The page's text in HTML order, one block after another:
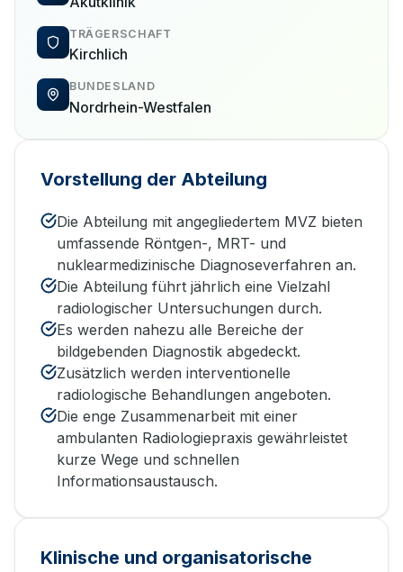
TRÄGERSCHAFT
Kirchlich
BUNDESLAND
Nordrhein-Westfalen
Vorstellung der Abteilung
Die Abteilung mit angegliedertem MVZ bieten
umfassende Röntgen-, MRT- und
nuklearmedizinische Diagnoseverfahren an.
Die Abteilung führt jährlich eine Vielzahl
radiologischer Untersuchungen durch.
Es werden nahezu alle Bereiche der
bildgebenden Diagnostik abgedeckt.
Zusätzlich werden interventionelle
radiologische Behandlungen angeboten.
Die enge Zusammenarbeit mit einer
ambulanten Radiologiepraxis gewährleistet
kurze Wege und schnellen
Informationsaustausch.
Klinische und organisatorische